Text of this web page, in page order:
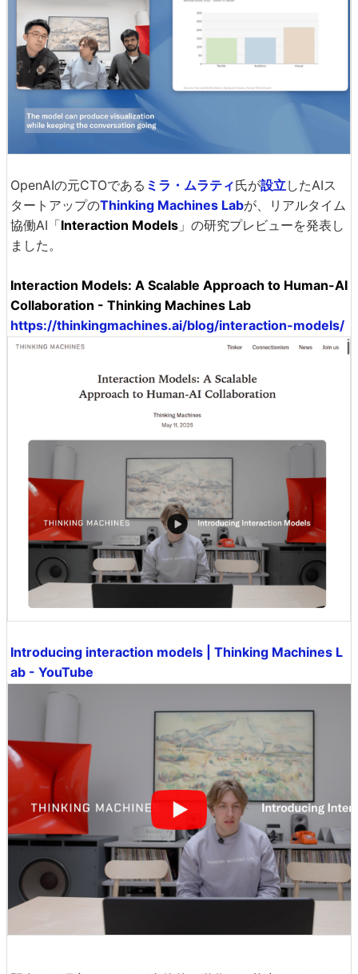
OpenAIの元CTOである ミラ・ムラティ氏が設立 したAIス
タートアップのThinking Machines Labが、リアルタイム
協働AI「Interaction Models 」の研究プレビューを発表し
ました。
Interaction Models: A Scalable Approach to Human-AI
Collaboration - Thinking Machines Lab
https://thinkingmachines.ai/blog/interaction-models/
Introducing interaction models | Thinking Machines L
ab - YouTube